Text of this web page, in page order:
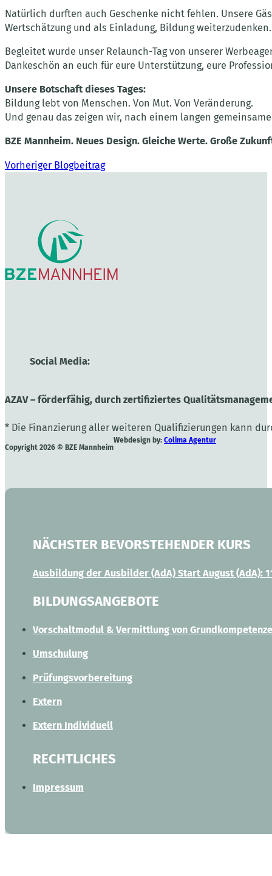
Natürlich durften auch Geschenke nicht fehlen. Unsere
Wertschätzung und als Einladung, Bildung weiterzudenken.
Begleitet wurde unser Relaunch-Tag von unserer
Dankeschön an euch für eure Unterstützung, eure
Unsere Botschaft dieses Tages:
Bildung lebt von Menschen. Von Mut. Von Veränderung.
Und genau das zeigen wir, nach einem langen
BZE Mannheim. Neues Design. Gleiche Werte. Große
Vorheriger Blogbeitrag
Social Media:
AZAV – förderfähig, durch zertifiziertes
* Die Finanzierung aller weiteren Qualifizierungen kann
Copyright 2026 © BZE Mannheim
Webdesign by: Colima Agentur
NÄCHSTER BEVORSTEHENDER KURS
Ausbildung der Ausbilder (AdA) Start August(AdA):
BILDUNGSANGEBOTE
Vorschaltmodul & Vermittlung von
Umschulung
Prüfungsvorbereitung
Extern
Extern Individuell
RECHTLICHES
Impressum